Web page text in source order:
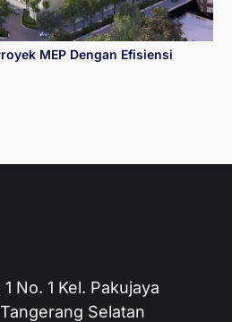
MEP Dengan Efisiensi
No. 1 Kel. Pakujaya
Selatan